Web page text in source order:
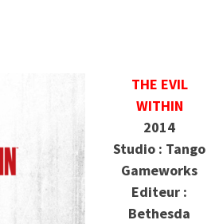
THE EVIL
WITHIN
2014
Studio : Tango
Gameworks
Editeur :
Bethesda